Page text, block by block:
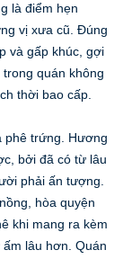
là điểm hẹn
vị xưa cũ. Đúng
và gấp khúc, gợi
quán không
thời bao cấp.
phê trứng. Hương
bởi đã có từ lâu
phải ấn tượng.
hòa quyện
khi mang ra kèm
lâu hơn. Quán